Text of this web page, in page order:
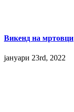
Викенд на мртовци
јануари 23rd, 2022